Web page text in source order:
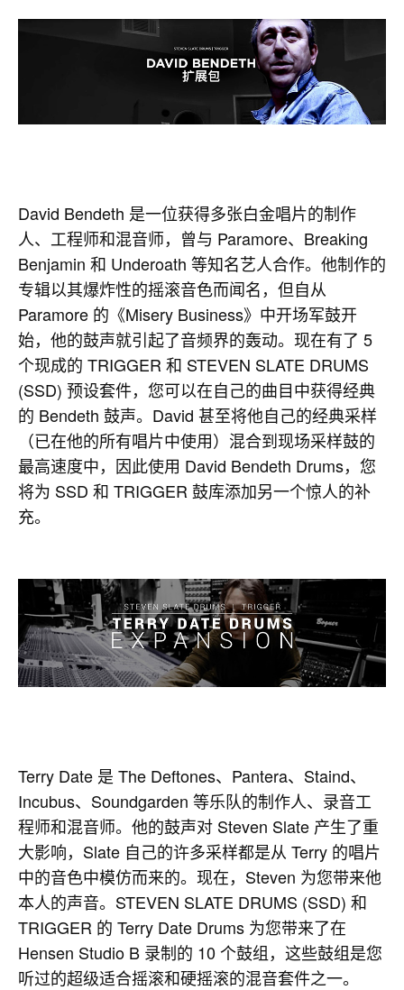
David Bendeth 是一位获得多张白金唱片的制作
人、工程师和混音师，曾与 Paramore、Breaking
Benjamin 和 Underoath 等知名艺人合作。他制作的
专辑以其爆炸性的摇滚音色而闻名，但自从
Paramore 的《Misery Business》中开场军鼓开
始，他的鼓声就引起了音频界的轰动。现在有了 5
个现成的 TRIGGER 和 STEVEN SLATE DRUMS
(SSD) 预设套件，您可以在自己的曲目中获得经典
的 Bendeth 鼓声。David 甚至将他自己的经典采样
（已在他的所有唱片中使用）混合到现场采样鼓的
最高速度中，因此使用 David Bendeth Drums，您
将为 SSD 和 TRIGGER 鼓库添加另一个惊人的补
充。
Terry Date 是 The Deftones、Pantera、Staind、
Incubus、Soundgarden 等乐队的制作人、录音工
程师和混音师。他的鼓声对 Steven Slate 产生了重
大影响，Slate 自己的许多采样都是从 Terry 的唱片
中的音色中模仿而来的。现在，Steven 为您带来他
本人的声音。STEVEN SLATE DRUMS (SSD) 和
TRIGGER 的 Terry Date Drums 为您带来了在
Hensen Studio B 录制的 10 个鼓组，这些鼓组是您
听过的超级适合摇滚和硬摇滚的混音套件之一。